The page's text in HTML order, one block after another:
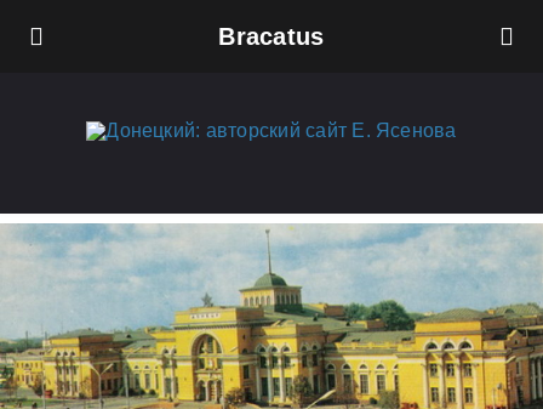
Bracatus